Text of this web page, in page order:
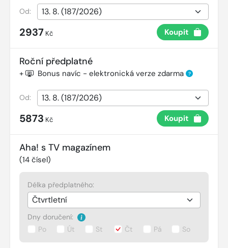
Od:
2937 Kč Koupit
Roční předplatné
+ Bonus navíc - elektronická verze zdarma ?
Od:
5873 Kč Koupit
Aha! s TV magazínem
(14 čísel)
Délka předplatného:
Dny doručení:
Po
Út St Čt Pá So